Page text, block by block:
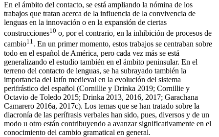
En el ámbito del contacto, se está ampliando la nómina de los
trabajos que tratan acerca de la influencia de la convivencia de
lenguas en la innovación o en la expansión de ciertas
construcciones10 o, por el contrario, en la inhibición de procesos de
cambio11. En un primer momento, estos trabajos se centraban sobre
todo en el español de América, pero cada vez más se está
generalizando el estudio también en el ámbito peninsular. En el
terreno del contacto de lenguas, se ha subrayado también la
importancia del latín medieval en la evolución del sistema
perifrástico del español (Cornillie y Drinka 2019; Cornillie y
Octavio de Toledo 2015; Drinka 2013, 2016, 2017; Garachana
Camarero 2016a, 2017c). Los temas que se han tratado sobre la
diacronía de las perífrasis verbales han sido, pues, diversos y de un
modo u otro están contribuyendo a avanzar significativamente en el
conocimiento del cambio gramatical en general.